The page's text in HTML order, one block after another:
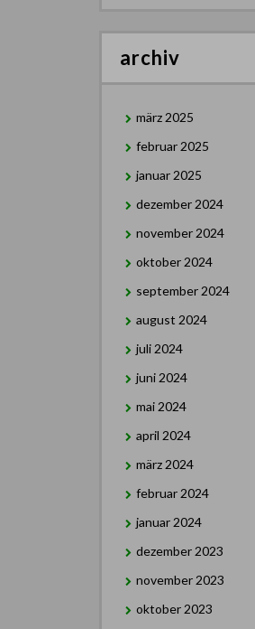
archiv
märz 2025
februar 2025
januar 2025
dezember 2024
november 2024
oktober 2024
september 2024
august 2024
juli 2024
juni 2024
mai 2024
april 2024
märz 2024
februar 2024
januar 2024
dezember 2023
november 2023
oktober 2023